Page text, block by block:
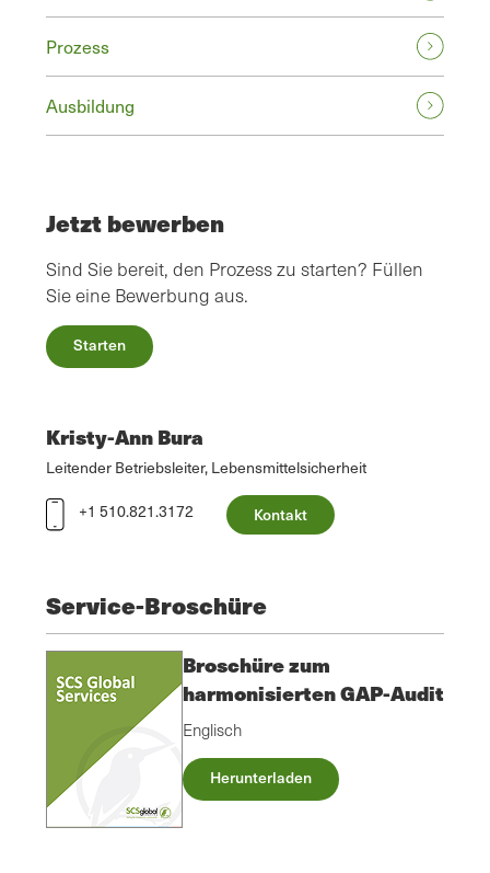
Prozess
Ausbildung
Jetzt bewerben
Sind Sie bereit, den Prozess zu starten? Füllen
Sie eine Bewerbung aus.
Starten
Kristy-Ann Bura
Leitender Betriebsleiter, Lebensmittelsicherheit
+1 510.821.3172
Kontakt
Service-Broschüre
Broschüre zum
harmonisierten GAP-Audit
Englisch
Herunterladen